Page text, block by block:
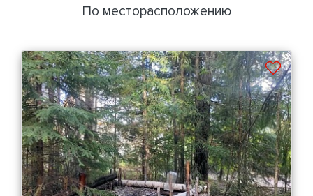
По месторасположению